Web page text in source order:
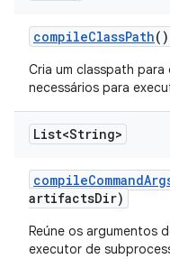
compileClassPath()
Cria um classpath
necessários para
List<String>
compileCommand
artifactsDir)
Reúne os argumentos
executor de